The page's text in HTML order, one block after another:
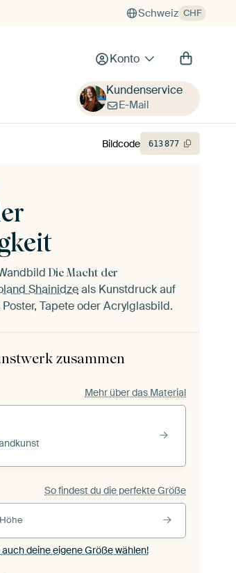
Schweiz CHF
Konto
Kundenservice
E-Mail
Die Macht der
Shainidzeals Kunstdruck auf
Tapete oder Acrylglasbild.
zusammen
Mehr über das Material
So findest du die perfekte Größe
deine eigene Größe wählen!
Bildcode 613877